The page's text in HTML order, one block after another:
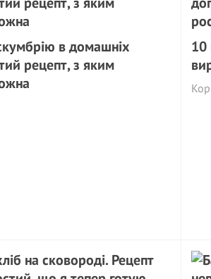
в домашніх
рецепт, з яким
10